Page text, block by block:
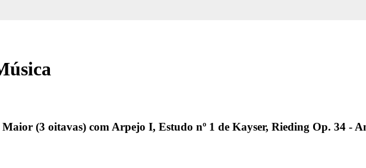
(3 oitavas) com Arpejo I, Estudo nº 1 de Kayser, Rieding Op. 34 -